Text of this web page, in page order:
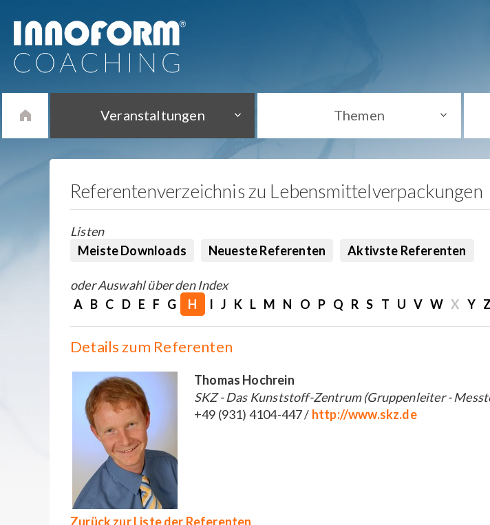
Veranstaltungen Themen
Referentenverzeichnis zu Lebensmittelverpackungen
Listen
Meiste Downloads
Neueste Referenten Aktivste Referenten
oder Auswahl über den Index
A B C D E F G H I J K L M N O P Q R S T U V W X Y Z
Details zum Referenten
Thomas Hochrein
SKZ - Das Kunststoff-Zentrum (Gruppenleiter -
+49 (931) 4104-447 / http://www.skz.de
Zurück zur Liste der Referenten